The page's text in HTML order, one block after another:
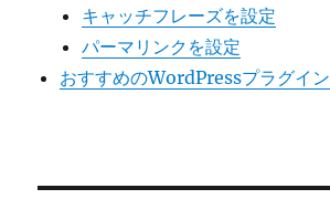
キャッチフレーズを設定
パーマリンクを設定
おすすめのWordPressプラグイン